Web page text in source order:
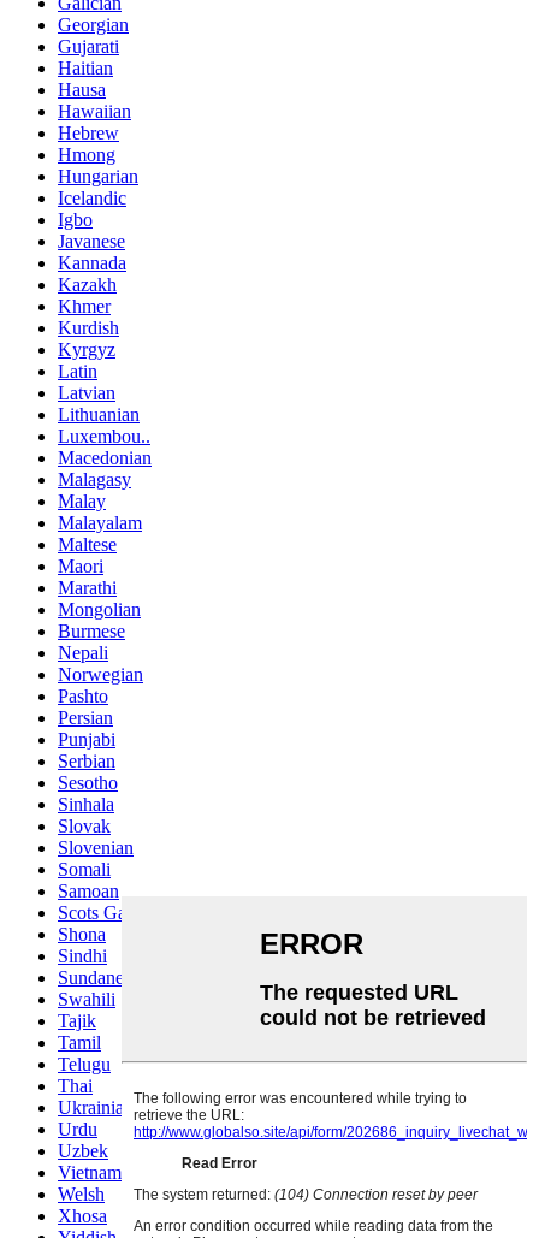
Georgian
Gujarati
Haitian
Hausa
Hawaiian
Hebrew
Hmong
Hungarian
Icelandic
Igbo
Javanese
Kannada
Kazakh
Khmer
Kurdish
Kyrgyz
Latin
Latvian
Lithuanian
Luxembou..
Macedonian
Malagasy
Malay
Malayalam
Maltese
Maori
Marathi
Mongolian
Burmese
Nepali
Norwegian
Pashto
Persian
Punjabi
Serbian
Sesotho
Sinhala
Slovak
Slovenian
Somali
Samoan
Scots Gaelic
Shona
Sindhi
Sundanese
Swahili
Tajik
Tamil
Telugu
Thai
Ukrainian
Urdu
Uzbek
Vietnamese
Welsh
Xhosa